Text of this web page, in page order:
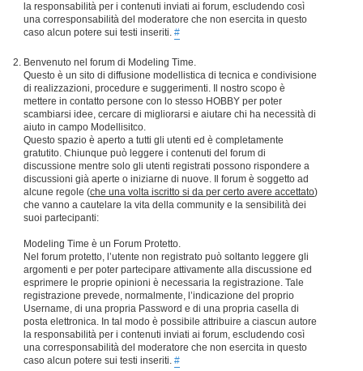
la responsabilità per i contenuti inviati ai forum, escludendo così
una corresponsabilità del moderatore che non esercita in questo
caso alcun potere sui testi inseriti. #
Benvenuto nel forum di Modeling Time.
Questo è un sito di diffusione modellistica di tecnica e condivisione
di realizzazioni, procedure e suggerimenti. Il nostro scopo è
mettere in contatto persone con lo stesso HOBBY per poter
scambiarsi idee, cercare di migliorarsi e aiutare chi ha necessità di
aiuto in campo Modellisitco.
Questo spazio è aperto a tutti gli utenti ed è completamente
gratutito. Chiunque può leggere i contenuti del forum di
discussione mentre solo gli utenti registrati possono rispondere a
discussioni già aperte o iniziarne di nuove. Il forum è soggetto ad
alcune regole (che una volta iscritto si da per certo avere accettato)
che vanno a cautelare la vita della community e la sensibilità dei
suoi partecipanti:
Modeling Time è un Forum Protetto.
Nel forum protetto, l’utente non registrato può soltanto leggere gli
argomenti e per poter partecipare attivamente alla discussione ed
esprimere le proprie opinioni è necessaria la registrazione. Tale
registrazione prevede, normalmente, l’indicazione del proprio
Username, di una propria Password e di una propria casella di
posta elettronica. In tal modo è possibile attribuire a ciascun autore
la responsabilità per i contenuti inviati ai forum, escludendo così
una corresponsabilità del moderatore che non esercita in questo
caso alcun potere sui testi inseriti. #